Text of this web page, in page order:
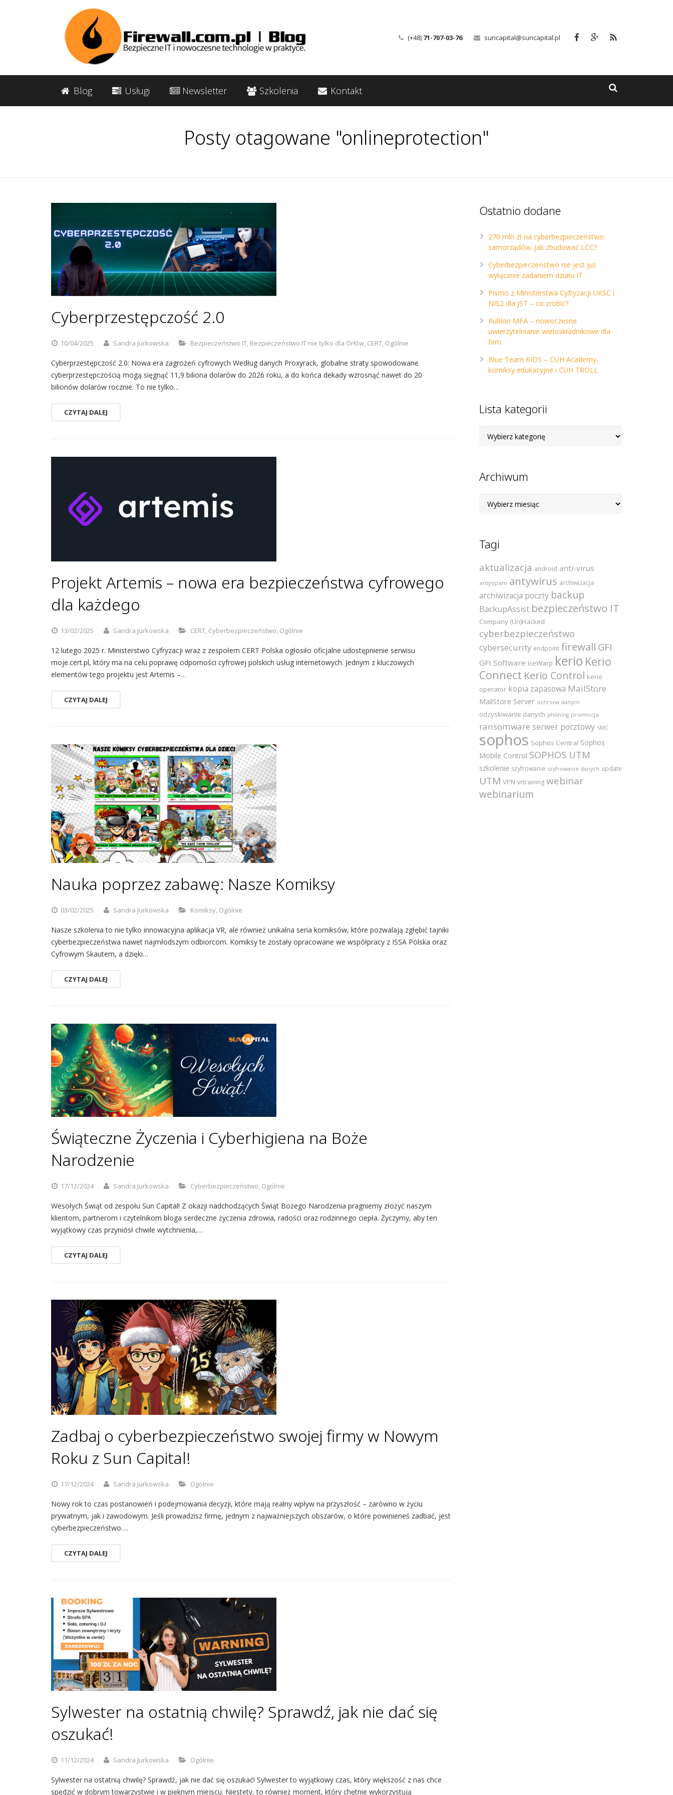
(+48) 71-707-03-76 suncapital@suncapital.pl
Blog Usługi Newsletter Szkolenia Kontakt
Posty otagowane "onlineprotection"
Cyberprzestępczość 2.0
10/04/2025 Sandra Jurkowska Bezpieczeństwo IT, Bezpieczeństwo IT nie tylko dla Orłów, CERT, Ogólnie
Cyberprzestępczość 2.0: Nowa era zagrożeń cyfrowych Według danych Proxyrack, globalne straty spowodowane
cyberprzestępczością mogą sięgnąć 11,9 biliona dolarów do 2026 roku, a do końca dekady wzrosnąć nawet do 20
bilionów dolarów rocznie. To nie tylko…
CZYTAJ DALEJ
Projekt Artemis – nowa era bezpieczeństwa cyfrowego
dla każdego
13/02/2025 Sandra Jurkowska CERT, Cyberbezpieczeństwo, Ogólnie
12 lutego 2025 r. Ministerstwo Cyfryzacji wraz z zespołem CERT Polska ogłosiło oficjalne udostępnienie serwisu
moje.cert.pl, który ma na celu poprawę odporności cyfrowej polskich usług internetowych. Jednym z kluczowych
elementów tego projektu jest Artemis –…
CZYTAJ DALEJ
Nauka poprzez zabawę: Nasze Komiksy
03/02/2025 Sandra Jurkowska Komiksy Ogólnie
Nasze szkolenia to nie tylko innowacyjna aplikacja VR, ale również unikalna seria komiksów, które pozwalają zgłębić tajniki
cyberbezpieczeństwa nawet najmłodszym odbiorcom. Komiksy te zostały opracowane we współpracy z ISSA Polska oraz
Cyfrowym Skautem, a dzięki…
CZYTAJ DALEJ
Świąteczne Życzenia i Cyberhigiena na Boże
Narodzenie
17/12/2024 Sandra Jurkowska Cyberbezpieczeństwo, Ogólnie
Wesołych Świąt od zespołu Sun Capital! Z okazji nadchodzących Świąt Bożego Narodzenia pragniemy złożyć naszym
klientom, partnerom i czytelnikom bloga serdeczne życzenia zdrowia, radości oraz rodzinnego ciepła. Życzymy, aby ten
wyjątkowy czas przyniósł chwile wytchnienia,…
CZYTAJ DALEJ
Zadbaj o cyberbezpieczeństwo swojej firmy w Nowym
Roku z Sun Capital!
17/12/2024 Sandra Jurkowska Ogólnie
Nowy rok to czas postanowień i podejmowania decyzji, które mają realny wpływ na przyszłość – zarówno w życiu
prywatnym, jak i zawodowym. Jeśli prowadzisz firmę, jednym z najważniejszych obszarów, o które powinieneś zadbać, jest
cyberbezpieczeństwo….
CZYTAJ DALEJ
Sylwester na ostatnią chwilę? Sprawdź, jak nie dać się
oszukać!
11/12/2024 Sandra Jurkowska Ogólnie
Sylwester na ostatnią chwilę? Sprawdź, jak nie dać się oszukać! Sylwester to wyjątkowy czas, który większość z nas chce
spędzić w dobrym towarzystwie i w pięknym miejscu. Niestety, to również moment, który chętnie wykorzystują
Ostatnio dodane
270 mln zł na cyberbezpieczeństwo
samorządów. Jak zbudować LCC?
Cyberbezpieczeństwo nie jest już
wyłącznie zadaniem działu IT
Pismo z Ministerstwa Cyfryzacji UKSC i
NIS2 dla JST – co zrobić?
Rublon MFA – nowoczesne
uwierzytelnianie wieloskładnikowe dla
firm
Blue Team KIDS – CUH Academy,
komiksy edukacyjne i CUH TROLL
Lista kategorii
kategorii
Archiwum
Archiwum
Tagi
aktualizacja android anti-virus
antyspam antywirus archiwizacja
archiwizacja poczty backup
BackupAssist bezpieczeństwo IT
Company (Un)Hacked
cyberbezpieczeństwo
cybersecurity endpoint firewall GFI
GFI Software IceWarp kerio Kerio
Connect Kerio Control kerio
operator kopia zapasowa MailStore
MailStore Server ochrona danych
odzyskiwanie danych phishing promocja
ransomware serwer pocztowy SMC
sophos Sophos Central Sophos
Mobile Control SOPHOS UTM
szkolenie szyfrowanie szyfrowanie danych update
UTM VPN vrtraining webinar
webinarium